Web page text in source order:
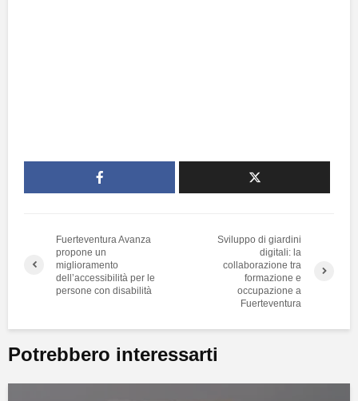
Fuerteventura Avanza
propone un
miglioramento
dell’accessibilità per le
persone con disabilità
Sviluppo di giardini
digitali: la
collaborazione tra
formazione e
occupazione a
Fuerteventura
Potrebbero interessarti